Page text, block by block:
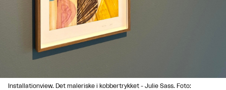
Installationview. Det maleriske i kobbertrykket - Julie Sass. Foto: